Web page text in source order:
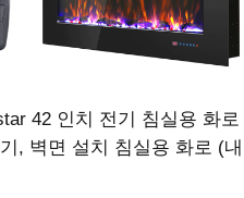
42 인치 전기 침실용 화로
, 벽면 설치 침실용 화로 (내